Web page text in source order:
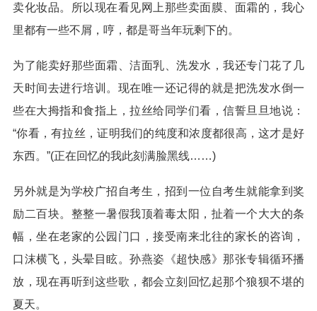
卖化妆品。所以现在看见网上那些卖面膜、面霜的，我心
里都有一些不屑，哼，都是哥当年玩剩下的。
为了能卖好那些面霜、洁面乳、洗发水，我还专门花了几
天时间去进行培训。现在唯一还记得的就是把洗发水倒一
些在大拇指和食指上，拉丝给同学们看，信誓旦旦地说：
“你看，有拉丝，证明我们的纯度和浓度都很高，这才是好
东西。”(正在回忆的我此刻满脸黑线……)
另外就是为学校广招自考生，招到一位自考生就能拿到奖
励二百块。整整一暑假我顶着毒太阳，扯着一个大大的条
幅，坐在老家的公园门口，接受南来北往的家长的咨询，
口沫横飞，头晕目眩。孙燕姿《超快感》那张专辑循环播
放，现在再听到这些歌，都会立刻回忆起那个狼狈不堪的
夏天。